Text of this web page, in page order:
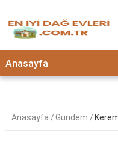
Anasayfa
Anasayfa Gündem